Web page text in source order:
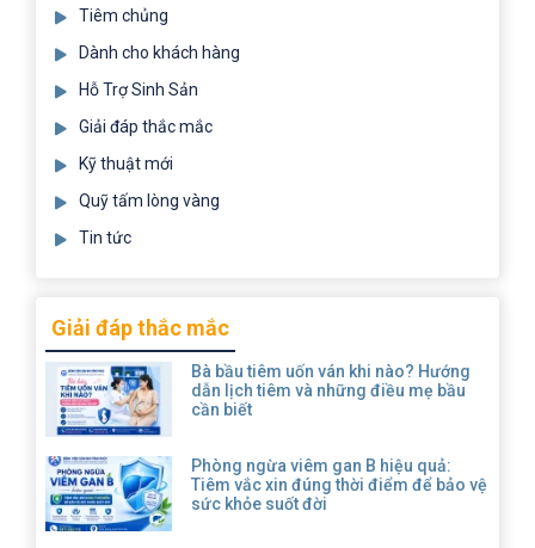
Tiêm chủng
Dành cho khách hàng
Hỗ Trợ Sinh Sản
Giải đáp thắc mắc
Kỹ thuật mới
Quỹ tấm lòng vàng
Tin tức
Giải đáp thắc mắc
Bà bầu tiêm uốn ván khi nào? Hướng
dẫn lịch tiêm và những điều mẹ bầu
cần biết
Phòng ngừa viêm gan B hiệu quả:
Tiêm vắc xin đúng thời điểm để bảo vệ
sức khỏe suốt đời